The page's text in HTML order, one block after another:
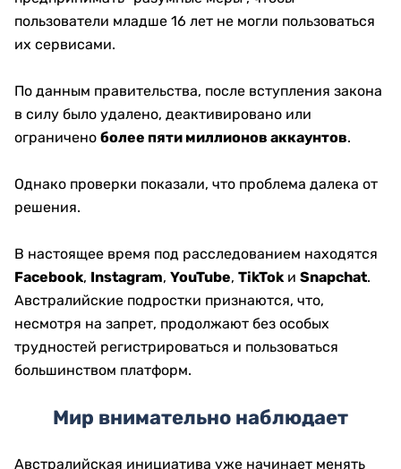
пользователи младше 16 лет не могли пользоваться
их сервисами.
По данным правительства, после вступления закона
в силу было удалено, деактивировано или
ограничено более пяти миллионов аккаунтов.
Однако проверки показали, что проблема далека от
решения.
В настоящее время под расследованием находятся
Facebook, Instagram, YouTube, TikTokи Snapchat.
Австралийские подростки признаются, что,
несмотря на запрет, продолжают без особых
трудностей регистрироваться и пользоваться
большинством платформ.
Мир внимательно наблюдает
Австралийская инициатива уже начинает менять